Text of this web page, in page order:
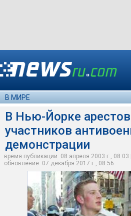
В МИРЕ
В Нью-Йорке
участников
демонстрации
время публикации: 08 апреля 2003 г.,
обновление: 07 декабря 2017 г., 08:56